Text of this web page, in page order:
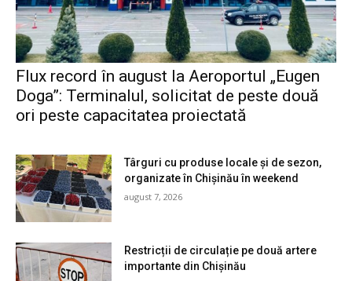
Flux record în august la Aeroportul „Eugen
Doga”: Terminalul, solicitat de peste două
ori peste capacitatea proiectată
Târguri cu produse locale și de sezon,
organizate în Chișinău în weekend
august 7, 2026
Restricții de circulație pe două artere
importante din Chișinău